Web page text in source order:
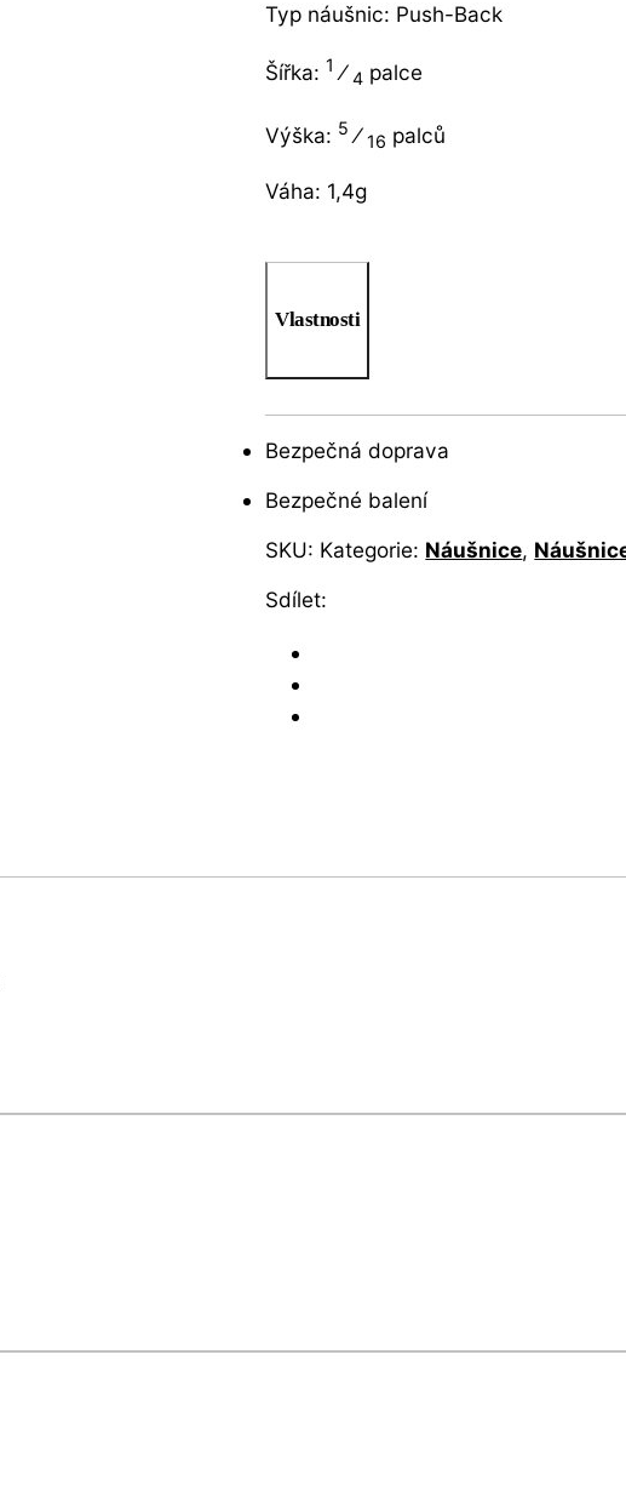
Typ náušnic: Push-Back
Šířka: 1 ⁄4 palce
Výška: 5 ⁄16 palců
Váha: 1,4g
Vlastnosti
Bezpečná doprava
Bezpečné balení
SKU: Kategorie: Náušnice,
Sdílet: